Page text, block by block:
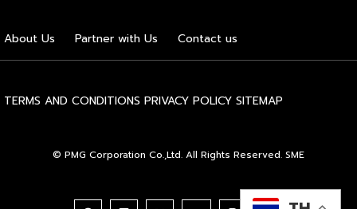
เดือนตุลาคมเป็นต้นไป .ด้านนายจาง ไห่โป กรรมการผู้จัดการ
บริษัท เอสเอไอซี มอเตอร์ – ซีพี จำกัด และ บริษัท […]
About Us Partner with Us Contact us
TERMS AND CONDITIONS PRIVACY POLICY SITEMAP
© PMG Corporation Co.,Ltd. All Rights Reserved. SME